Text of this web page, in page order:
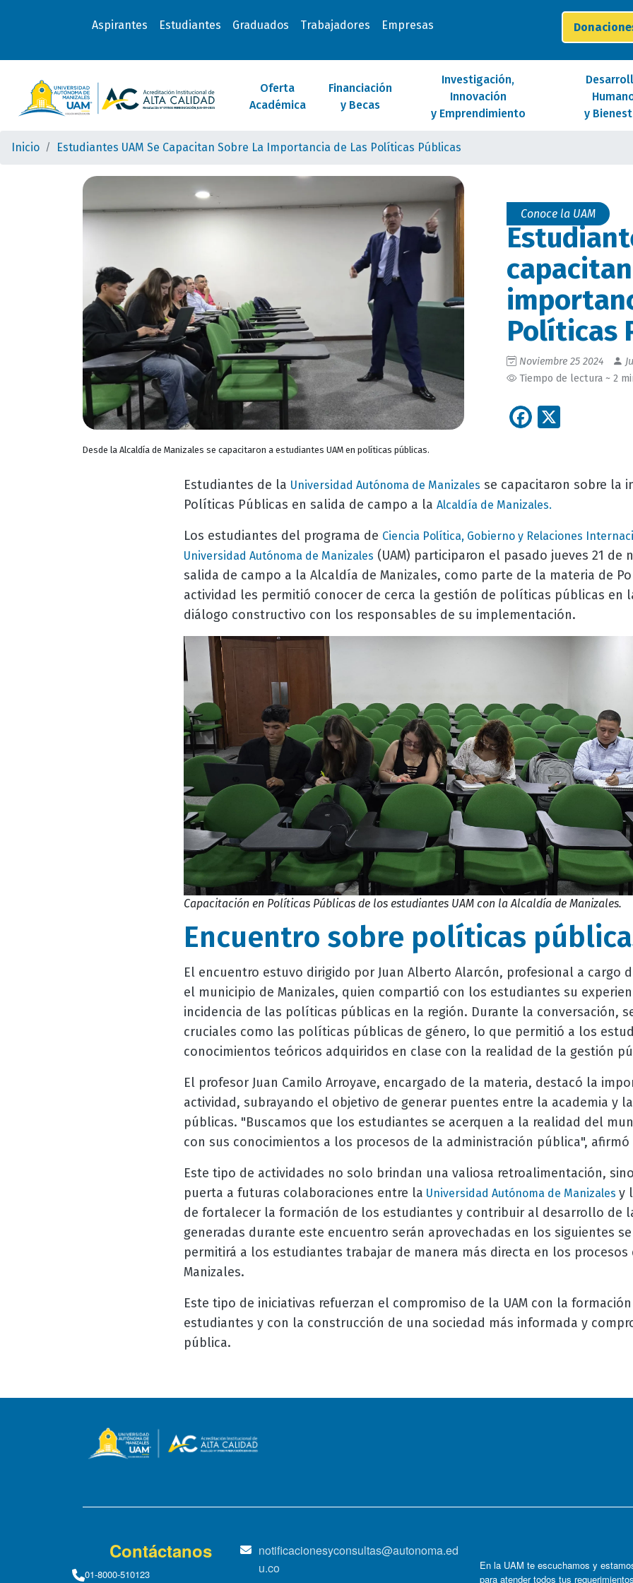
Aspirantes Estudiantes Graduados Trabajadores Empresas
Oferta
Académica
Financiación
y Becas
Investigación,
Innovación
y Emprendimiento
y
Inicio Estudiantes UAM Se Capacitan Sobre La Importancia de Las Políticas Públicas
Desde la Alcaldía de Manizales se capacitaron a estudiantes UAM en políticas públicas.
Conoce la UAM
Políticas
Noviembre 25 2024
Tiempo de lectura ~ 2
Facebook
Estudiantes de la Universidad Autónoma de Manizales se capacitaron sobre la
Políticas Públicas en salida de campo a la Alcaldía de Manizales.
Los estudiantes del programa de Ciencia Política, Gobierno y Relaciones
Universidad Autónoma de Manizales (UAM) participaron el pasado jueves 21 de
salida de campo a la Alcaldía de Manizales, como parte de la materia de
actividad les permitió conocer de cerca la gestión de políticas públicas en
diálogo constructivo con los responsables de su implementación.
Capacitación en Políticas Públicas de los estudiantes UAM con la Alcaldía de Manizales.
Encuentro sobre políticas
El encuentro estuvo dirigido por Juan Alberto Alarcón, profesional a cargo
el municipio de Manizales, quien compartió con los estudiantes su
incidencia de las políticas públicas en la región. Durante la conversación,
cruciales como las políticas públicas de género, lo que permitió a los
conocimientos teóricos adquiridos en clase con la realidad de la gestión
El profesor Juan Camilo Arroyave, encargado de la materia, destacó la
actividad, subrayando el objetivo de generar puentes entre la academia y
públicas. "Buscamos que los estudiantes se acerquen a la realidad del
con sus conocimientos a los procesos de la administración pública", afirmó
Este tipo de actividades no solo brindan una valiosa retroalimentación,
puerta a futuras colaboraciones entre la Universidad Autónoma de Manizales y
de fortalecer la formación de los estudiantes y contribuir al desarrollo de
generadas durante este encuentro serán aprovechadas en los siguientes
permitirá a los estudiantes trabajar de manera más directa en los
Manizales.
Este tipo de iniciativas refuerzan el compromiso de la UAM con la
estudiantes y con la construcción de una sociedad más informada y
pública.
Contáctanos
01-8000-510123
notificacionesyconsultas@autonoma.ed
u.co
En la UAM te escuchamos y
para atender todos tus